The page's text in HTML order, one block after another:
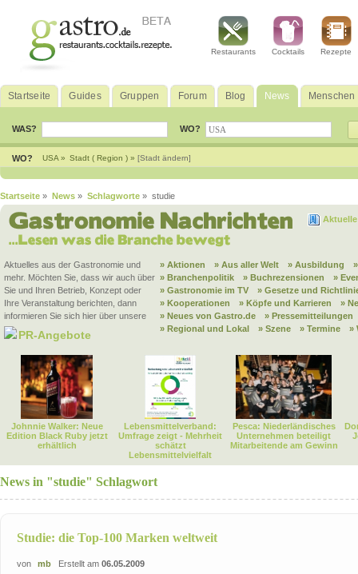
Restaurants Cocktails Rezepte
Startseite Guides Gruppen Forum Blog News Menschen
WAS? WO?
WO? USA » Stadt ( Region ) » [Stadt ändern]
Startseite » News » Schlagworte » studie
Aktuelles aus der Gastronomie und
mehr. Möchten Sie, dass wir auch über
Sie und Ihren Betrieb, Konzept oder
Ihre Veranstaltung berichten, dann
informieren Sie sich hier über unsere
PR-Angebote
» Aktionen » Aus aller Welt » Ausbildung
» Branchenpolitik
» Buchrezensionen
»
» Gastronomie im TV
» Gesetze und
» Kooperationen
» Köpfe und Karrieren
»
» Neues von Gastro.de
» Pressemitteilungen
» Regional und Lokal
» Szene » Termine »
Johnnie Walker: Neue
Edition Black Ruby jetzt
erhältlich
Lebensmittelverband:
Umfrage zeigt - Mehrheit
schätzt
Lebensmittelvielfalt
Pesca: Niederländisches
Unternehmen beteiligt
Mitarbeitende am Gewinn
News in "studie" Schlagwort
Studie: die Top-100 Marken weltweit
von mb Erstellt am 06.05.2009